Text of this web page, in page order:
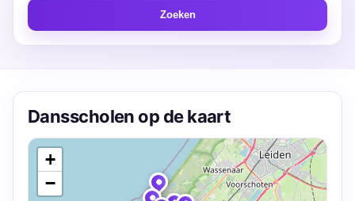
Zoeken
Dansscholen op de kaart
+
−